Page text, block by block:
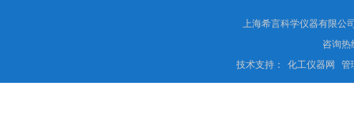
上海希言科学仪器有限公
咨询热
技术支持：
化工仪器网 管